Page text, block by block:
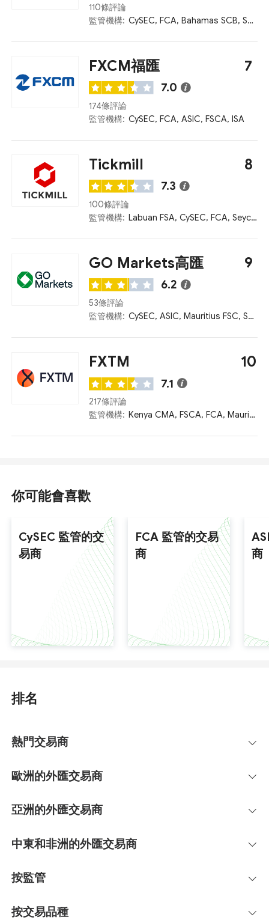
110條評論
監管機構:
CySEC, FCA, Bahamas SCB, Seychelles FSA, ASIC
FXCM福匯 7
7.0
174條評論
監管機構: CySEC, FCA, ASIC, FSCA, ISA
Tickmill 8
7.3
100條評論
監管機構:
Labuan FSA, CySEC, FCA, Seychelles FSA, FSCA
GO Markets高匯 9
6.2
53條評論
監管機構:
CySEC, ASIC, Mauritius FSC, Seychelles FSA, SVG FSA
FXTM 10
7.1
217條評論
監管機構:
Kenya CMA, FSCA, FCA, Mauritius FSC
你可能會喜歡
CySEC 監管的交
易商
FCA 監管的交易
商
商
排名
熱門交易商
歐洲的外匯交易商
亞洲的外匯交易商
中東和非洲的外匯交易商
按監管
按交易品種